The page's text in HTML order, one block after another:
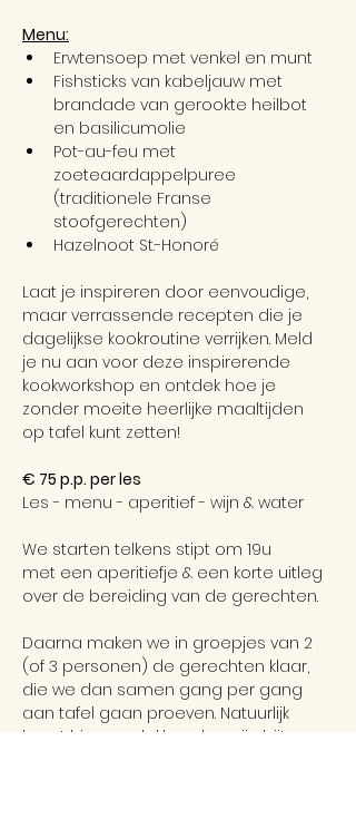
Menu:
Erwtensoep met venkel en munt
Fishsticks van kabeljauw met
brandade van gerookte heilbot
en basilicumolie
Pot-au-feu met
zoeteaardappelpuree
(traditionele Franse
stoofgerechten)
Hazelnoot St.-Honoré
Laat je inspireren door eenvoudige,
maar verrassende recepten die je
dagelijkse kookroutine verrijken. Meld
je nu aan voor deze inspirerende
kookworkshop en ontdek hoe je
zonder moeite heerlijke maaltijden
op tafel kunt zetten!
€ 75 p.p. per les
Les - menu - aperitief - wijn & water
We starten telkens stipt om 19u
met een aperitiefje & een korte uitleg
over de bereiding van de gerechten.
Daarna maken we in groepjes van 2
(of 3 personen) de gerechten klaar,
die we dan samen gang per gang
aan tafel gaan proeven. Natuurlijk
hoort hier een lekker glas wijn bij!